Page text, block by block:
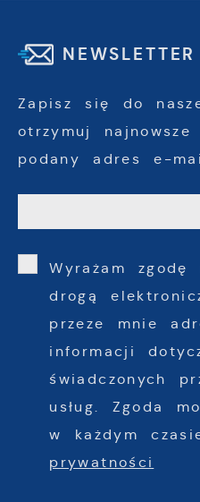
NEWSLETTER
Zapisz się do
otrzymuj
podany adres e-
Wyrażam zgodę
drogą
przeze mnie
informacji
świadczonych
usług. Zgoda
w każdym
prywatności